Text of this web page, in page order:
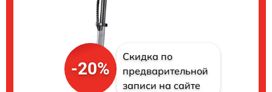
-20%
Скидка по
предварительной
записи на сайте